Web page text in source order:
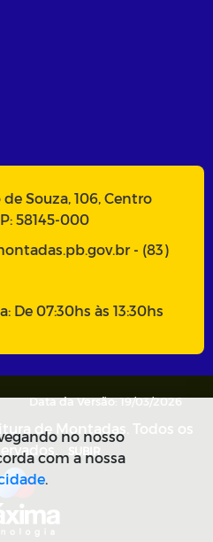
Souza, 106, Centro
58145-000
- (83)
De 07:30hs às 13:30hs
Data da Versão: 19/03/2026
de Montadas. Todos os
SUBIR
no nosso
com a nossa
.